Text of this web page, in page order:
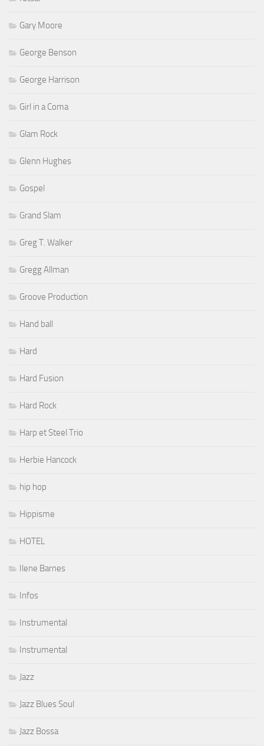
Gary Moore
George Benson
George Harrison
Girl in a Coma
Glam Rock
Glenn Hughes
Gospel
Grand Slam
Greg T. Walker
Gregg Allman
Groove Production
Hand ball
Hard
Hard Fusion
Hard Rock
Harp et Steel Trio
Herbie Hancock
hip hop
Hippisme
HOTEL
Ilene Barnes
Infos
Instrumental
Instrumental
Jazz
Jazz Blues Soul
Jazz Bossa